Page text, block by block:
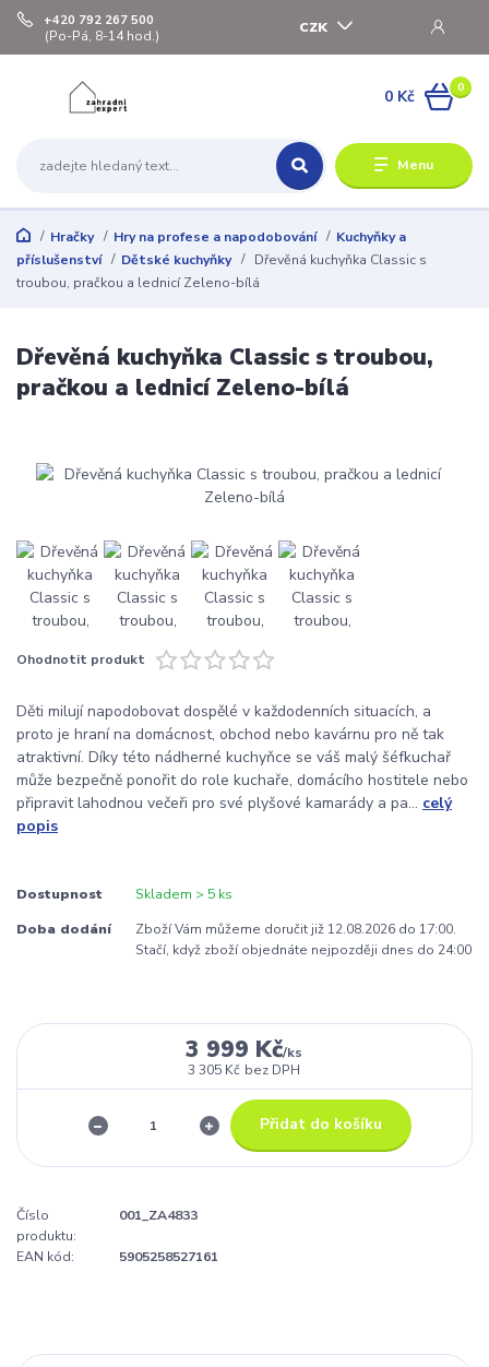
Menu
CZK
+420 792 267 500
(Po-Pá, 8-14 hod.)
0
0 Kč
Hračky Hry na profese a napodobování
Kuchyňky a
příslušenství
Dětské kuchyňky
Dřevěná kuchyňka Classic s
troubou, pračkou a lednicí Zeleno-bílá
Dřevěná kuchyňka Classic s troubou,
pračkou a lednicí Zeleno-bílá
Ohodnotit produkt
Děti milují napodobovat dospělé v každodenních situacích, a
proto je hraní na domácnost, obchod nebo kavárnu pro ně tak
atraktivní. Díky této nádherné kuchyňce se váš malý šéfkuchař
může bezpečně ponořit do role kuchaře, domácího hostitele nebo
připravit lahodnou večeři pro své plyšové kamarády a pa... celý
popis
Dostupnost Skladem > 5 ks
Doba dodání
Zboží Vám můžeme doručit již 12.08.2026 do 17:00.
Stačí, když zboží objednáte nejpozději dnes do 24:00
3 999 Kč/ks
3 305 Kč bez DPH
Přidat do košíku
Číslo
produktu:
001_ZA4833
EAN kód: 5905258527161